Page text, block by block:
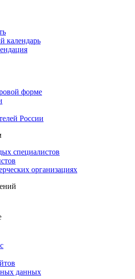
календарь
форме
России
специалистов
организациях
данных